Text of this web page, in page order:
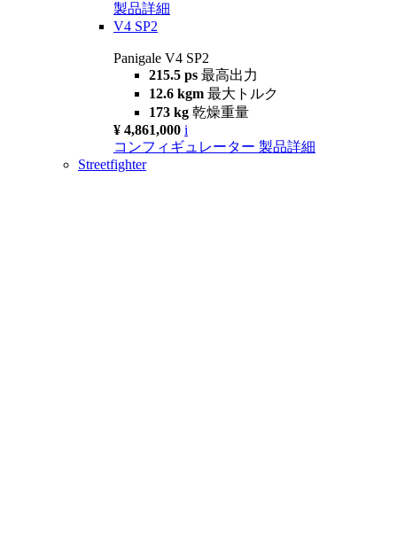
製品詳細
V4 SP2
Panigale V4 SP2
215.5 ps 最高出力
12.6 kgm 最大トルク
173 kg 乾燥重量
¥ 4,861,000 i
コンフィギュレーター 製品詳細
Streetfighter